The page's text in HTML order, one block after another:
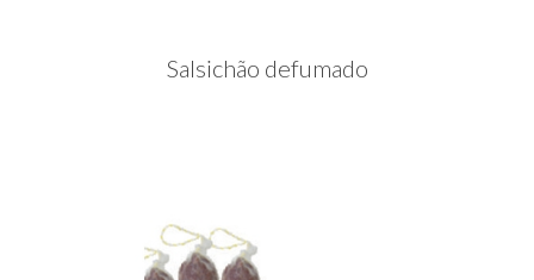
Salsichão defumado